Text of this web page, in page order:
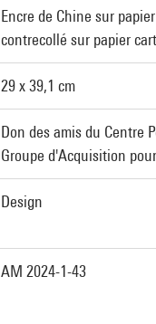
Encre de Chine sur
contrecollé sur papier
29 x 39,1 cm
Don des amis du Centre
Groupe d'Acquisition
Design
AM 2024-1-43